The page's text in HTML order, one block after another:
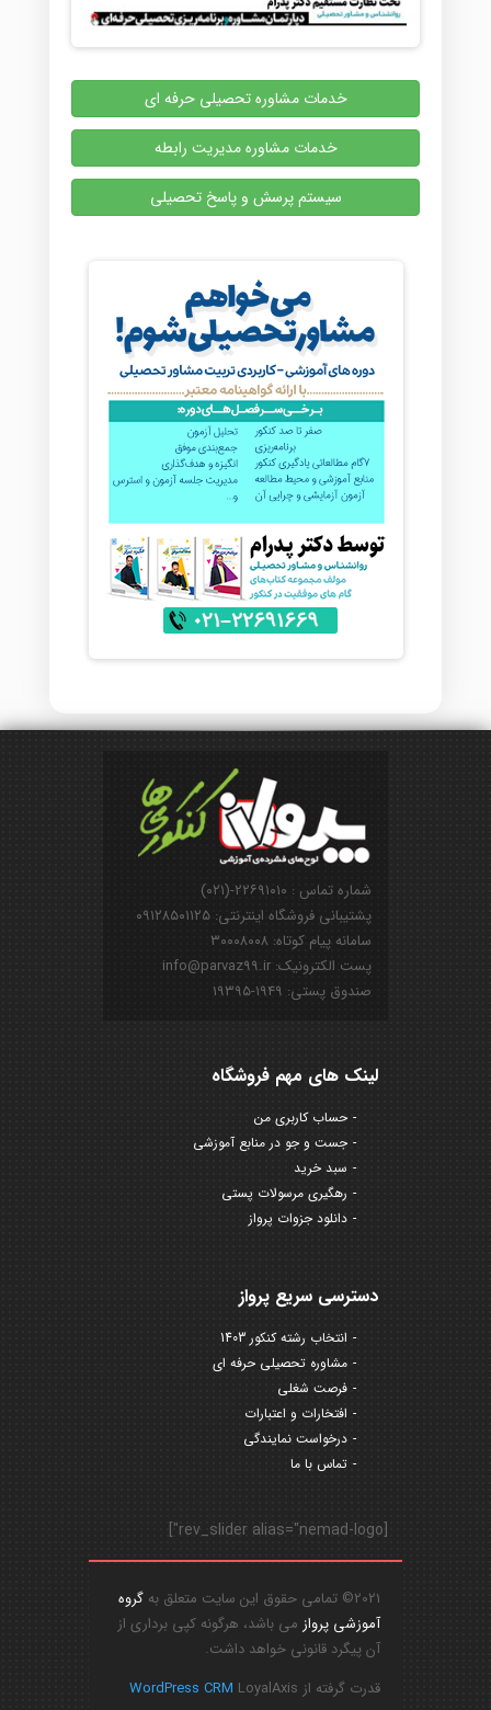
خدمات مشاوره تحصیلی حرفه ای
خدمات مشاوره مدیریت رابطه
سیستم پرسش و پاسخ تحصیلی
شماره تماس : ۲۲۶۹۱۰۱۰-(۰۲۱)
پشتیبانی فروشگاه اینترنتی: ۰۹۱۲۸۵۰۱۱۲۵
سامانه پیام کوتاه: ۳۰۰۰۸۰۰۸
پست الکترونیک: info@parvaz99.ir
صندوق پستی: ۱۹۴۹-۱۹۳۹۵
لینک های مهم فروشگاه
حساب کاربری من
جست و جو در منابع آموزشی
سبد خرید
رهگیری مرسولات پستی
دانلود جزوات پرواز
دسترسی سریع پرواز
انتخاب رشته کنکور 1403
مشاوره تحصیلی حرفه ای
فرصت شغلی
افتخارات و اعتبارات
درخواست نمایندگی
تماس با ما
[rev_slider alias="nemad-logo"]
2021© تمامی حقوق این سایت متعلق به
گروه
آموزشی پرواز می باشد، هرگونه کپی برداری از
آن پیگرد قانونی خواهد داشت.
قدرت گرفته از
WordPress CRM LoyalAxis